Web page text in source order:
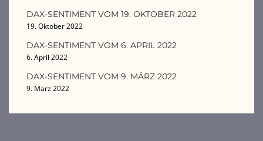
DAX-SENTIMENT VOM 19. OKTOBER 2022
19. Oktober 2022
DAX-SENTIMENT VOM 6. APRIL 2022
6. April 2022
DAX-SENTIMENT VOM 9. MÄRZ 2022
9. März 2022